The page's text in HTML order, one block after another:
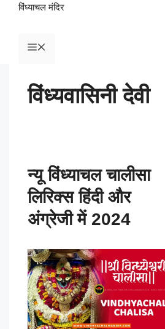
विंध्याचल मंदिर
विंध्यवासिनी देवी
न्यू विंध्याचल चालीसा
लिरिक्स हिंदी और
अंग्रेजी में 2024